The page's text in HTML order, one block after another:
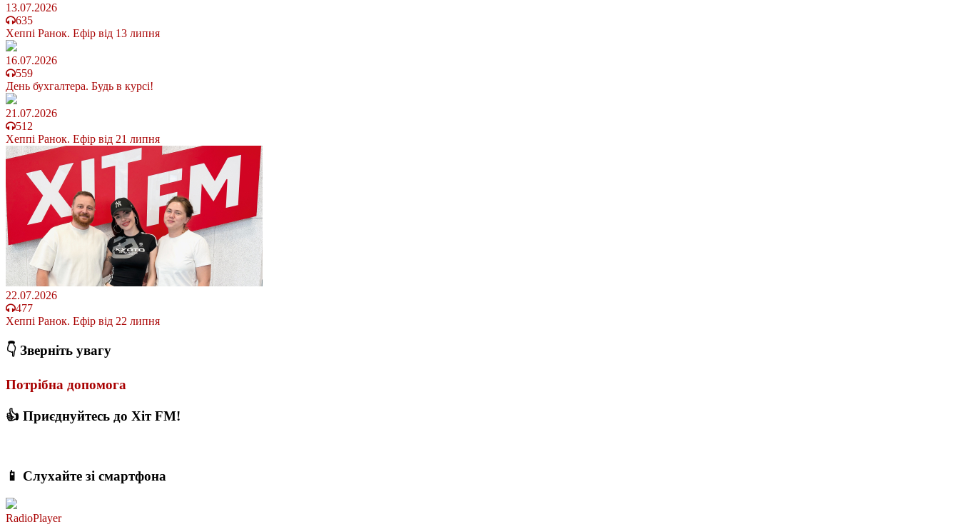
13.07.2026
635
Хеппі Ранок. Ефір від 13 липня
16.07.2026
559
День бухгалтера. Будь в курсі!
21.07.2026
512
Хеппі Ранок. Ефір від 21 липня
22.07.2026
477
Хеппі Ранок. Ефір від 22 липня
👇 Зверніть увагу
Потрібна допомога
👍 Приєднуйтесь до Хіт FM!
📱 Слухайте зі смартфона
RadioPlayer